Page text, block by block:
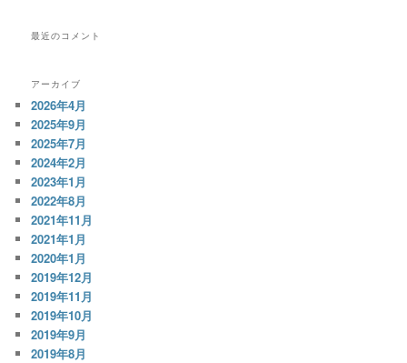
最近のコメント
アーカイブ
2026年4月
2025年9月
2025年7月
2024年2月
2023年1月
2022年8月
2021年11月
2021年1月
2020年1月
2019年12月
2019年11月
2019年10月
2019年9月
2019年8月